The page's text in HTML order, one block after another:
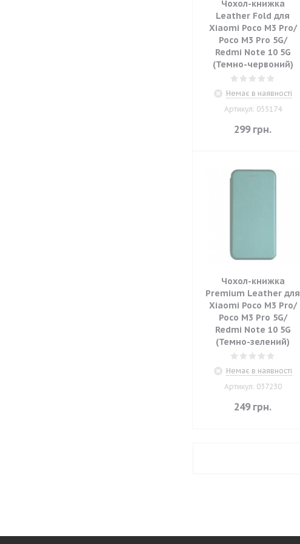
Чохол-книжка
Leather Fold для
Xiaomi Poco M3 Pro/
Poco M3 Pro 5G/
Redmi Note 10 5G
(Темно-червоний)
Немає в наявності
Артикул: 055174
299грн.
Чохол-книжка
Premium Leather для
Xiaomi Poco M3 Pro/
Poco M3 Pro 5G/
Redmi Note 10 5G
(Темно-зелений)
Немає в наявності
Артикул: 037230
249грн.